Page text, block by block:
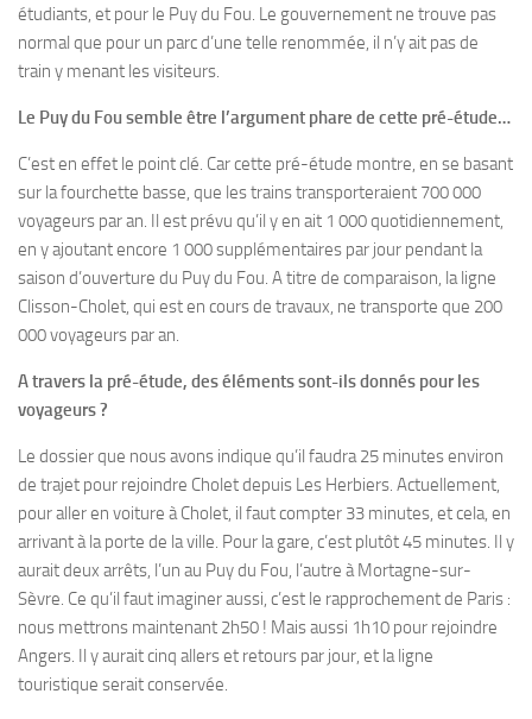
étudiants, et pour le Puy du Fou. Le gouvernement ne trouve pas
normal que pour un parc d’une telle renommée, il n’y ait pas de
train y menant les visiteurs.
Le Puy du Fou semble être l’argument phare de cette pré-étude…
C’est en effet le point clé. Car cette pré-étude montre, en se basant
sur la fourchette basse, que les trains transporteraient 700 000
voyageurs par an. Il est prévu qu’il y en ait 1 000 quotidiennement,
en y ajoutant encore 1 000 supplémentaires par jour pendant la
saison d’ouverture du Puy du Fou. A titre de comparaison, la ligne
Clisson-Cholet, qui est en cours de travaux, ne transporte que 200
000 voyageurs par an.
A travers la pré-étude, des éléments sont-ils donnés pour les
voyageurs ?
Le dossier que nous avons indique qu’il faudra 25 minutes environ
de trajet pour rejoindre Cholet depuis Les Herbiers. Actuellement,
pour aller en voiture à Cholet, il faut compter 33 minutes, et cela, en
arrivant à la porte de la ville. Pour la gare, c’est plutôt 45 minutes. Il y
aurait deux arrêts, l’un au Puy du Fou, l’autre à Mortagne-sur-
Sèvre. Ce qu’il faut imaginer aussi, c’est le rapprochement de Paris :
nous mettrons maintenant 2h50 ! Mais aussi 1h10 pour rejoindre
Angers. Il y aurait cinq allers et retours par jour, et la ligne
touristique serait conservée.